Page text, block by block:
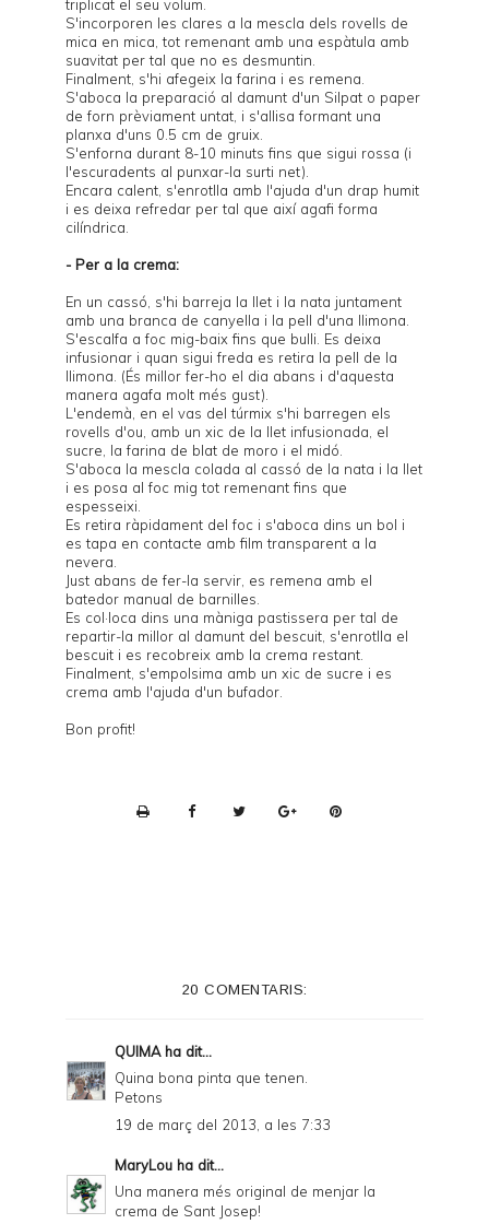
triplicat el seu volum.
S'incorporen les clares a la mescla dels rovells de
mica en mica, tot remenant amb una espàtula amb
suavitat per tal que no es desmuntin.
Finalment, s'hi afegeix la farina i es remena.
S'aboca la preparació al damunt d'un Silpat o paper
de forn prèviament untat, i s'allisa formant una
planxa d'uns 0.5 cm de gruix.
S'enforna durant 8-10 minuts fins que sigui rossa (i
l'escuradents al punxar-la surti net).
Encara calent, s'enrotlla amb l'ajuda d'un drap humit
i es deixa refredar per tal que així agafi forma
cilíndrica.
- Per a la crema:
En un cassó, s'hi barreja la llet i la nata juntament
amb una branca de canyella i la pell d'una llimona.
S'escalfa a foc mig-baix fins que bulli. Es deixa
infusionar i quan sigui freda es retira la pell de la
llimona. (És millor fer-ho el dia abans i d'aquesta
manera agafa molt més gust).
L'endemà, en el vas del túrmix s'hi barregen els
rovells d'ou, amb un xic de la llet infusionada, el
sucre, la farina de blat de moro i el midó.
S'aboca la mescla colada al cassó de la nata i la llet
i es posa al foc mig tot remenant fins que
espesseixi.
Es retira ràpidament del foc i s'aboca dins un bol i
es tapa en contacte amb film transparent a la
nevera.
Just abans de fer-la servir, es remena amb el
batedor manual de barnilles.
Es col·loca dins una màniga pastissera per tal de
repartir-la millor al damunt del bescuit, s'enrotlla el
bescuit i es recobreix amb la crema restant.
Finalment, s'empolsima amb un xic de sucre i es
crema amb l'ajuda d'un bufador.
Bon profit!
e
n
d
20 COMENTARIS:
QUIMAha dit...
Quina bona pinta que tenen.
Petons
19 de març del 2013, a les 7:33
MaryLou ha dit...
Una manera més original de menjar la
crema de Sant Josep!